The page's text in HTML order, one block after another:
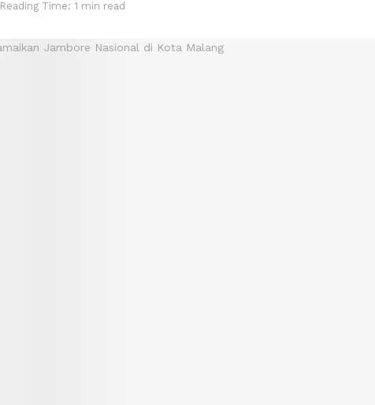
Reading Time: 1 min read